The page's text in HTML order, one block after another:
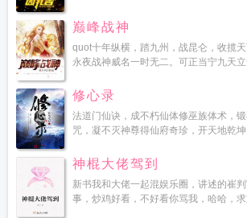
巅峰战神
quot十年纵横，踏九州，战昆仑，收揽
永夜战神威名一时无二。可正当宁九天
修心录
法道门仙诀，成不朽仙体修巫族体术，
咒，凝不灭神尊得仙府奇珍，开天地乾
神棍大佬驾到
新书我和大佬一起混娱乐圈，讲述的崔
事，炒鸡好看，不好看你骂我，哈哈，